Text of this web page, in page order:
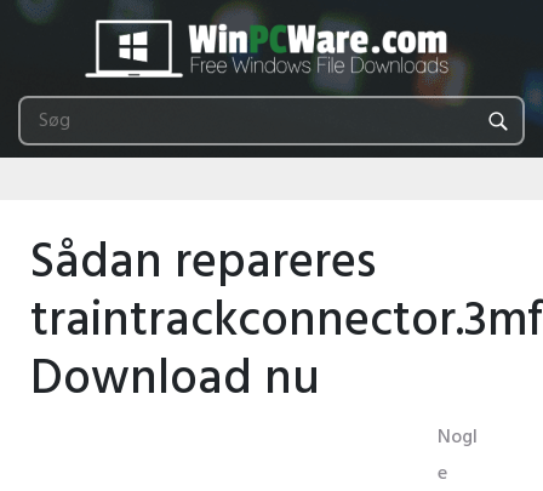
Sådan repareres
Download nu
Nogl
e